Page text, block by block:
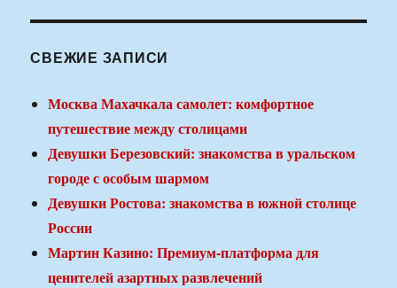
СВЕЖИЕ ЗАПИСИ
Москва Махачкала самолет: комфортное
путешествие между столицами
Девушки Березовский: знакомства в уральском
городе с особым шармом
Девушки Ростова: знакомства в южной столице
России
Мартин Казино: Премиум-платформа для
ценителей азартных развлечений